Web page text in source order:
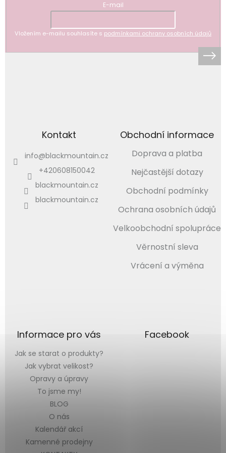
E-mail
Vložením e-mailu souhlasíte s podmínkami ochrany osobních údajů
Kontakt
info@blackmountain.cz
+420608150042
blackmountain.cz
blackmountain.cz
Obchodní informace
Doprava a platba
Nejčastější dotazy
Obchodní podmínky
Ochrana osobních údajů
Velkoobchodní spolupráce
Věrnostní sleva
Vrácení a výměna
Informace pro vás
Jak se starat o produkty?
Jak vybrat velikost?
Opravy a úpravy
To jsme my!
BLOG
O nás
Kalendář akcí
Kamenné prodejny
Facebook